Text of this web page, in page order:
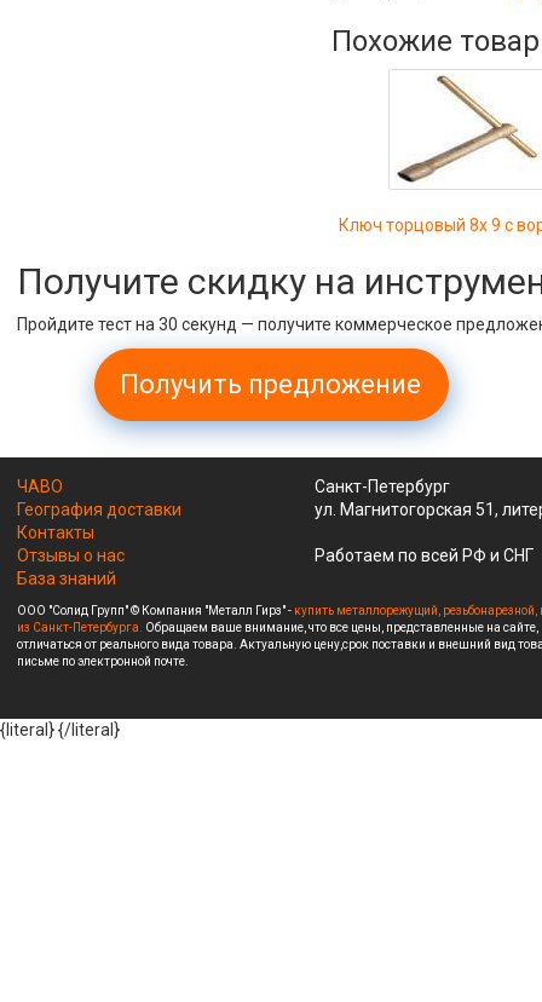
Похожие
Ключ торцовый 8х 9 с
Получите скидку на
Пройдите тест на 30 секунд — получите коммерческое
Получить предложение
ЧАВО
География доставки
Контакты
Отзывы о нас
База знаний
Санкт-Петербург
ул. Магнитогорская 51,
Работаем по всей РФ и СНГ
ООО "Солид Групп" © Компания "Металл Гирз" - купить металлорежущий,
из Санкт-Петербурга. Обращаем ваше внимание, что все цены, представленные на
отличаться от реального вида товара. Актуальную цену,срок поставки и внешний вид
письме по электронной почте.
{literal}{/literal}